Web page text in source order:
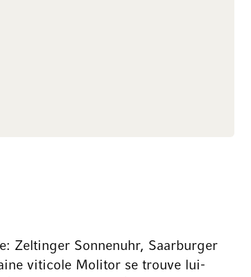
Zeltinger Sonnenuhr, Saarburger
viticole Molitor se trouve lui-